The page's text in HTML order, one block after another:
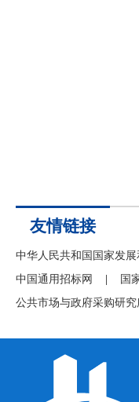
友情链接
中华人民共和国国家发
中国通用招标网
国
公共市场与政府采购研究